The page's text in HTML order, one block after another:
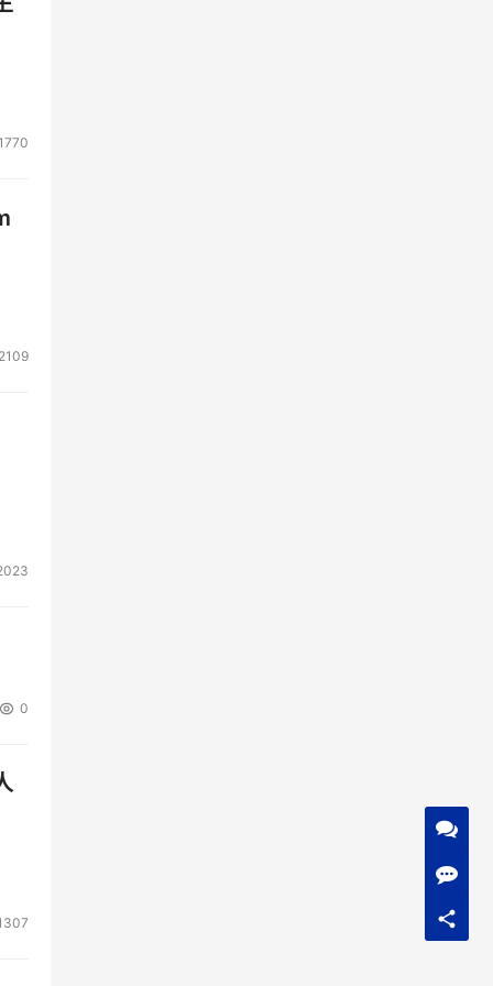
2109
0